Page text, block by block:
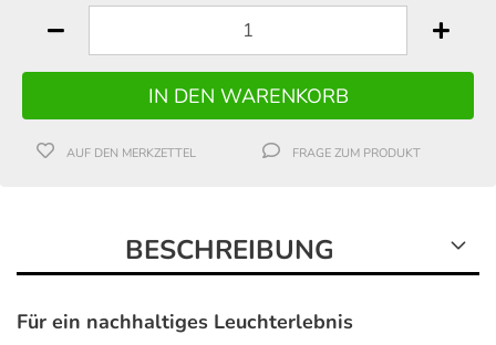
AUF DEN MERKZETTEL FRAGE ZUM PRODUKT
BESCHREIBUNG
Für ein nachhaltiges Leuchterlebnis